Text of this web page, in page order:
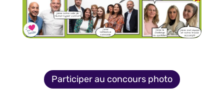
Participer au concours photo